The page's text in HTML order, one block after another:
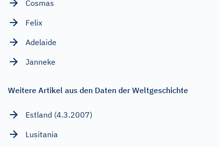
Cosmas
Felix
Adelaide
Janneke
Weitere Artikel aus den Daten der Weltgeschichte
Estland (4.3.2007)
Lusitania